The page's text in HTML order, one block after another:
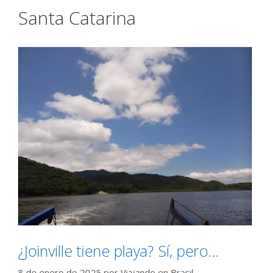
Santa Catarina
¿Joinville tiene playa? Sí, pero…